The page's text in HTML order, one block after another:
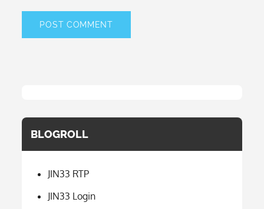
BLOGROLL
JIN33 RTP
JIN33 Login